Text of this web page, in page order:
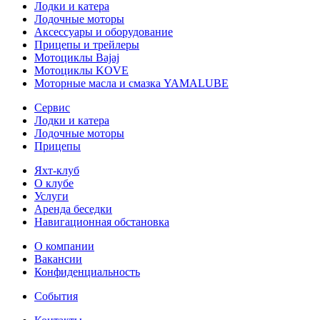
Лодки и катера
Лодочные моторы
Аксессуары и оборудование
Прицепы и трейлеры
Мотоциклы Bajaj
Мотоциклы KOVE
Моторные масла и смазка YAMALUBE
Сервис
Лодки и катера
Лодочные моторы
Прицепы
Яхт-клуб
О клубе
Услуги
Аренда беседки
Навигационная обстановка
О компании
Вакансии
Конфиденциальность
События